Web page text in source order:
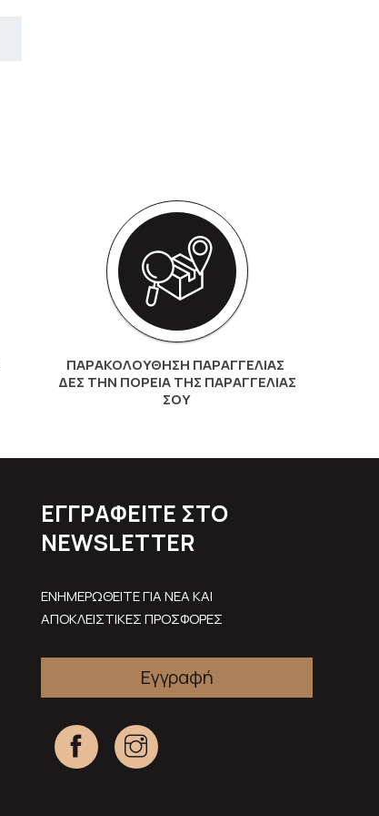
ΠΑΡΑΚΟΛΟΎΘΗΣΗ ΠΑΡΑΓΓΕΛΊΑΣ
ΔΕΣ ΤΗΝ ΠΟΡΕΊΑ ΤΗΣ ΠΑΡΑΓΓΕΛΊΑΣ
ΣΟΥ
ΕΓΓΡΑΦΕΊΤΕ ΣΤΟ
NEWSLETTER
ΕΝΗΜΕΡΩΘΕΙΤΕ ΓΙΑ ΝΕΑ ΚΑΙ
ΑΠΟΚΛΕΙΣΤΙΚΕΣ ΠΡΟΣΦΟΡΕΣ
Εγγραφή